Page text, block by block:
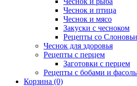
Чеснок и птица
Чеснок и мясо
Закуски с чесноком
Рецепты со
Чеснок для здоровья
Рецепты с перцем
Заготовки с перцем
Рецепты с бобами и
Корзина (0)